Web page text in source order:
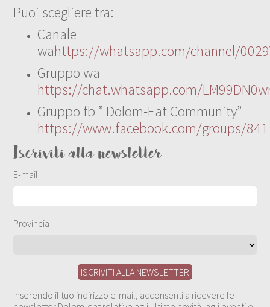
Puoi scegliere tra:
Canale
wahttps://whatsapp.com/channel/
Gruppo wa
https://chat.whatsapp.com/
Gruppo fb ” Dolom-Eat Community”
https://www.facebook.com/groups/
Iscriviti alla newsletter
E-mail
Provincia
Inserendo il tuo indirizzo e-mail, acconsenti a ricevere le